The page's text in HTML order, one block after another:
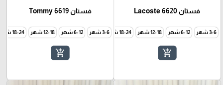
فستان 6620 Lacoste
3-6 شهر 6-12 شهر 12-18 شهر 18-24 شهر 24-30 شهر
add_shopping_cart
فستان Tommy 6619
3-6 شهر 6-12 شهر 12-18 شهر 18-24 شهر
add_shopping_cart